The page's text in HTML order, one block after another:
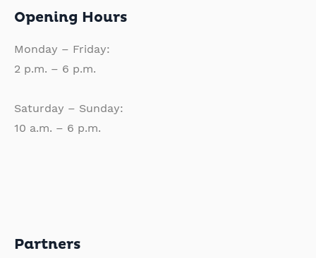
Opening Hours
Monday – Friday:
2 p.m. – 6 p.m.
Saturday – Sunday:
10 a.m. – 6 p.m.
Partners